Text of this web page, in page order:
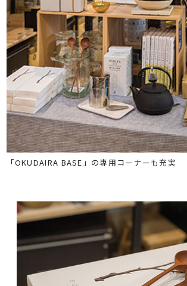
「OKUDAIRA BASE」の専用コーナーも充実